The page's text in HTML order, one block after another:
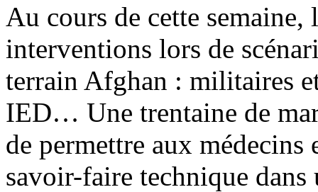
Au cours de cette semaine,
interventions lors de
terrain Afghan : militaires
IED… Une trentaine de
de permettre aux
savoir-faire technique dans